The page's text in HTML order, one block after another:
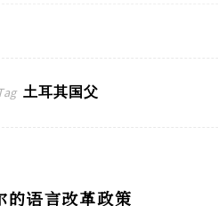
土耳其国父
的语言改革政策